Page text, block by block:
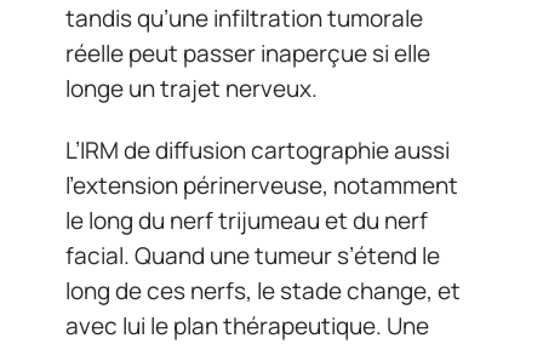
tandis qu’une infiltration tumorale
réelle peut passer inaperçue si elle
longe un trajet nerveux.
L’IRM de diffusion cartographie aussi
l’extension périnerveuse, notamment
le long du nerf trijumeau et du nerf
facial. Quand une tumeur s’étend le
long de ces nerfs, le stade change, et
avec lui le plan thérapeutique. Une